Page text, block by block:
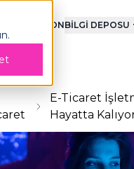
ENTEGRASYONBİLGİ DEPOSU
E-Ticaret
Hayatta